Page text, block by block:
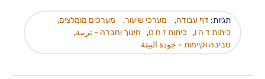
תגיות: דף עבודה, מערכי שיעור, מערכים מומלצים,
כיתות ד ה ו, כיתות ז ח ט, חינוך וחברה - تربية,
סביבה וקיימות - جودة البيئة